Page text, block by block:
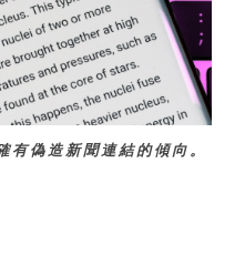
偽造新聞連結的傾向。